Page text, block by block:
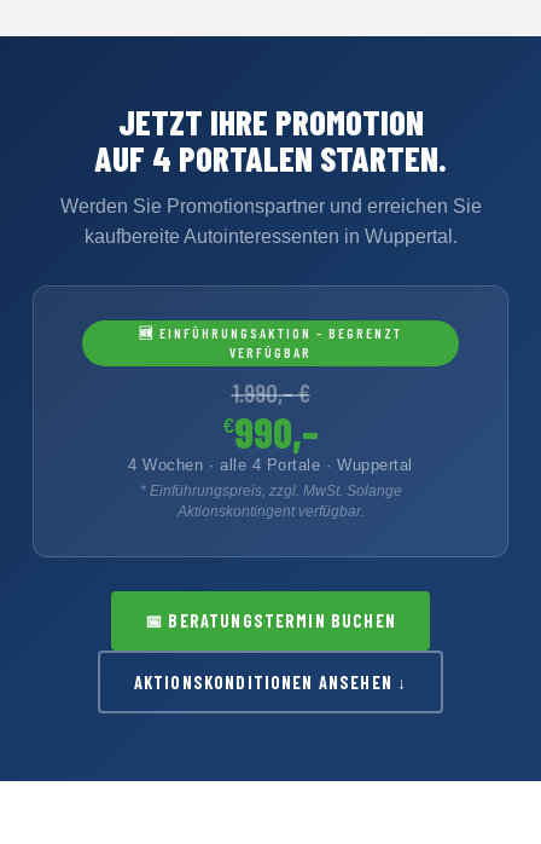
JETZT IHRE PROMOTION
AUF 4 PORTALEN STARTEN.
Werden Sie Promotionspartner und erreichen Sie
kaufbereite Autointeressenten in Wuppertal.
🆕 EINFÜHRUNGSAKTION – BEGRENZT
VERFÜGBAR
1.990,– €
€990,–
4 Wochen · alle 4 Portale · Wuppertal
* Einführungspreis, zzgl. MwSt. Solange
Aktionskontingent verfügbar.
📅 BERATUNGSTERMIN BUCHEN
AKTIONSKONDITIONEN ANSEHEN ↓